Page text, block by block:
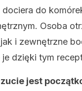
do
Osoba
i zewnętrzne
dzięki tym
jest